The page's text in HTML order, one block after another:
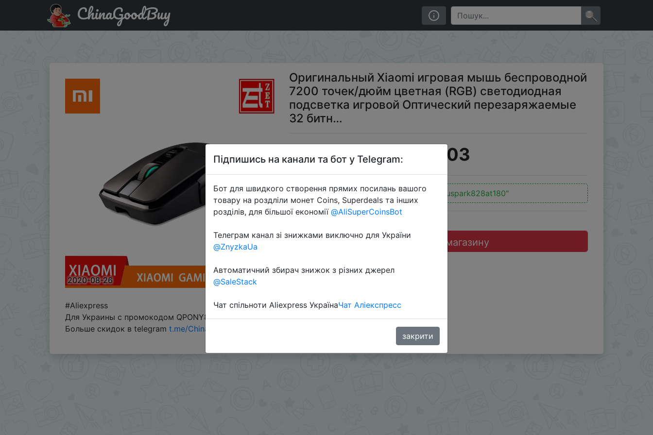
Купити по знижці bonuspark828at180 Оригинальный Xiaomi игровая мышь беспроводной 7200 точек/дюйм цветная (RGB) светодиодная подсветка игровой
Оптический перезаряжаемые 32 битн…
ChinaGoodBuy
2020-08-26
Оригинальный Xiaomi игровая мышь беспроводной
7200 точек/дюйм цветная (RGB) светодиодная
подсветка игровой Оптический перезаряжаемые
32 битн…
$30.03
Промокод: "bonuspark828at180"
Перейти до магазину
#Aliexpress
Для Украины с промокодом QPONY828 цена $30.60
Больше скидок в telegram t.me/ChinaGoodBuy
Підпишись на канали та бот у Telegram:
Бот для швидкого створення прямих посилань вашого
товару на роздліли монет Coins, Superdeals та інших
розділів, для більшої економії @AliSuperCoinsBot
Телеграм канал зі знижками виключно для України
@ZnyzkaUa
Автоматичний збирач знижок з різних джерел
@SaleStack
Чат спільноти Aliexpress УкраїнаЧат Аліекспресс
закрити